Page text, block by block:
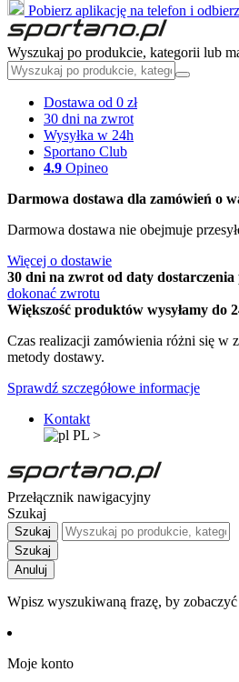
Pobierz aplikację na telefon i
Wyszukaj po produkcie, kategorii lub
Dostawa od 0 zł
30 dni na zwrot
Wysyłka w 24h
Sportano Club
4.9 Opineo
Darmowa dostawa dla zamówień o
Darmowa dostawa nie obejmuje
Więcej o dostawie
30 dni na zwrot od daty dostarczenia
dokonać zwrotu
Większość produktów wysyłamy do
Czas realizacji zamówienia różni się w
metody dostawy.
Sprawdź szczegółowe informacje
Kontakt
PL >
Przełącznik nawigacyjny
Szukaj
Szukaj
Szukaj
Anuluj
Wpisz wyszukiwaną frazę, by
Moje konto